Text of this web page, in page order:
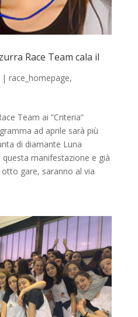
Race Team cala il
| race_homepage,
Team ai “Criteria”
ad aprile sarà più
di diamante Luna
manifestazione e già
gare, saranno al via